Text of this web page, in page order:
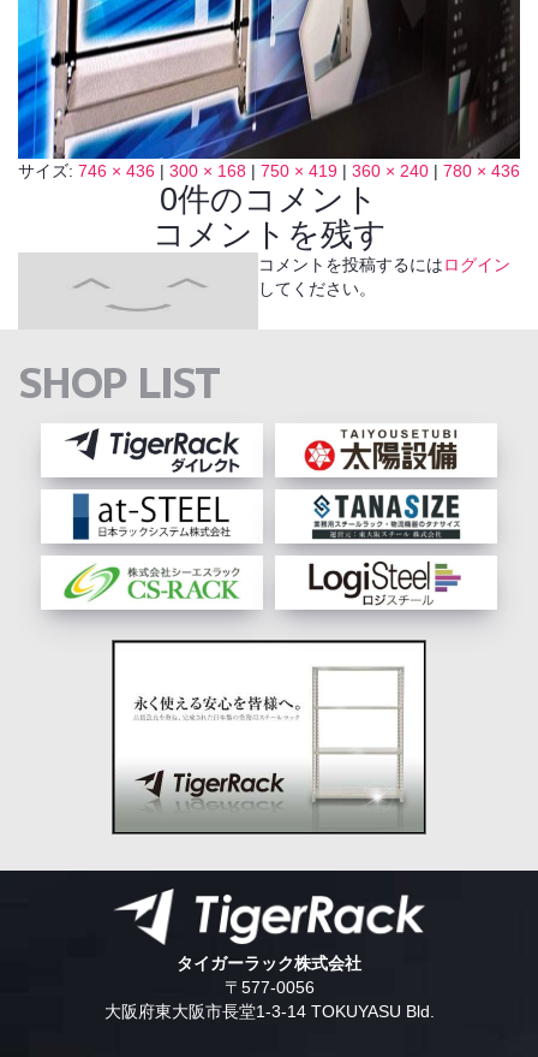
サイズ: 746 × 436 | 300 × 168 | 750 × 419 | 360 × 240 | 780 × 436
0件のコメント
コメントを残す
コメントを投稿するにはログイン
してください。
SHOP LIST
タイガーラック株式会社
〒577-0056
大阪府東大阪市長堂1-3-14 TOKUYASU Bld.